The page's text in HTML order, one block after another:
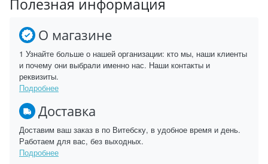
Полезная информация
О магазине
1 Узнайте больше о нашей организации: кто мы, наши клиенты
и почему они выбрали именно нас. Наши контакты и
реквизиты.
Подробнее
Доставка
Доставим ваш заказ в по Витебску, в удобное время и день.
Работаем для вас, без выходных.
Подробнее